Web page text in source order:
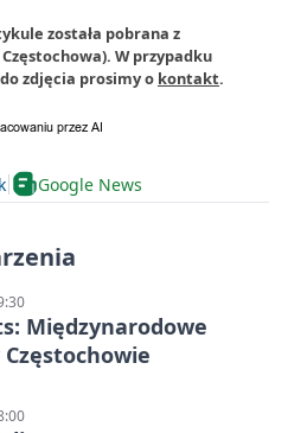
została pobrana z
W przypadku
zdjęcia prosimy o kontakt.
Google News
Międzynarodowe